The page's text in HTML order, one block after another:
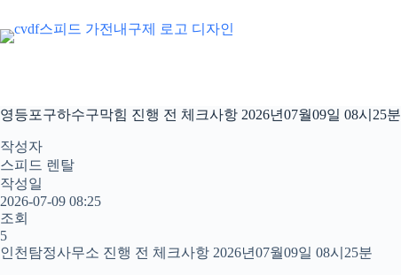
문
으
뛰
기
영등포구하수구막힘 진행 전 체크사항 2026년07월09일 08시25분
작성자
스피드 렌탈
작성일
2026-07-09 08:25
조회
5
인천탐정사무소 진행 전 체크사항 2026년07월09일 08시25분